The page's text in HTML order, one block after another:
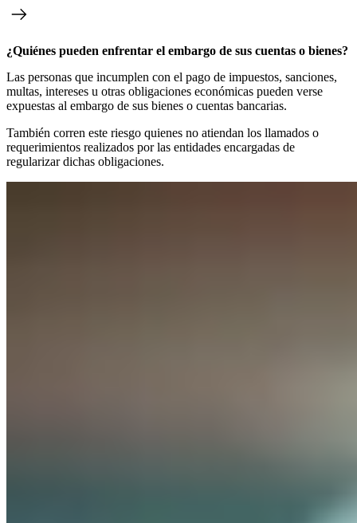
¿Quiénes pueden enfrentar el embargo de sus cuentas o bienes?
Las personas que incumplen con el pago de impuestos, sanciones,
multas, intereses u otras obligaciones económicas pueden verse
expuestas al embargo de sus bienes o cuentas bancarias.
También corren este riesgo quienes no atiendan los llamados o
requerimientos realizados por las entidades encargadas de
regularizar dichas obligaciones.